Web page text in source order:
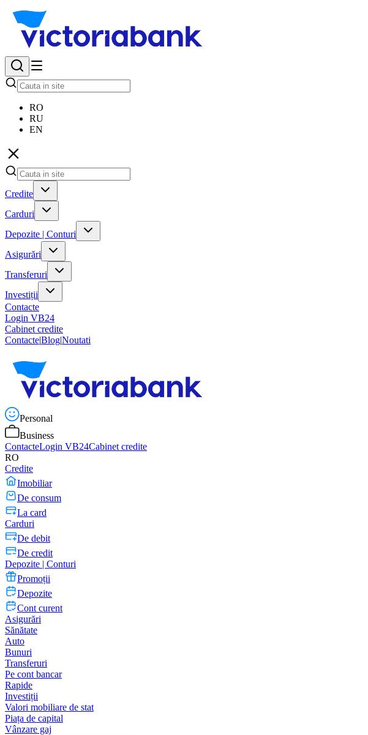
RO
RU
EN
Credite
Carduri
Depozite | Conturi
Asigurări
Transferuri
Investiții
Contacte
Login VB24
Cabinet credite
Contacte|Blog|Noutati
Personal
Business
ContacteLogin VB24Cabinet credite
RO
Credite
Imobiliar
De consum
La card
Carduri
De debit
De credit
Depozite | Conturi
Promoții
Depozite
Cont curent
Asigurări
Sănătate
Auto
Bunuri
Transferuri
Pe cont bancar
Rapide
Investiții
Valori mobiliare de stat
Piața de capital
Vânzare gaj